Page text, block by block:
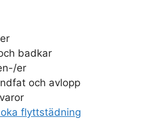
badkar
er
och avlopp
flyttstädning